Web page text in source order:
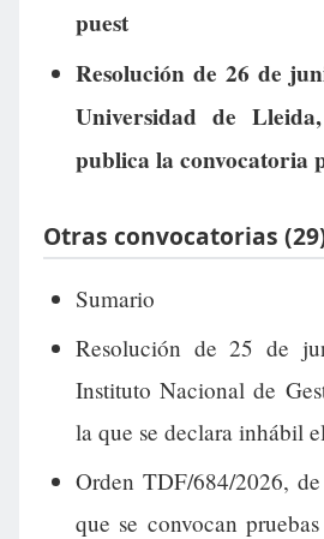
puest
Resolución de 26 de
Universidad de
publica la convocatoria
Otras convocatorias
Sumario
Resolución de 25 de
Instituto Nacional de
la que se declara inhábil
Orden TDF/684/2026,
que se convocan